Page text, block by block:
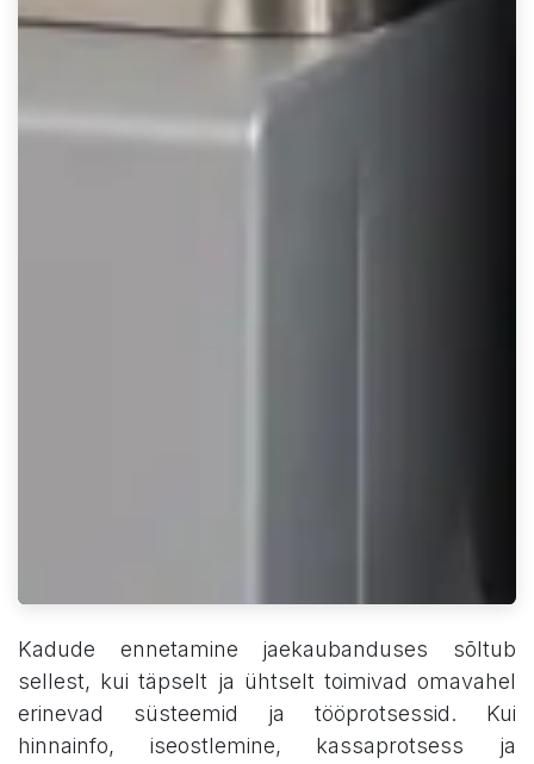
Kadude ennetamine jaekaubanduses sõltub
sellest, kui täpselt ja ühtselt toimivad omavahel
erinevad süsteemid ja tööprotsessid. Kui
hinnainfo, iseostlemine, kassaprotsess ja